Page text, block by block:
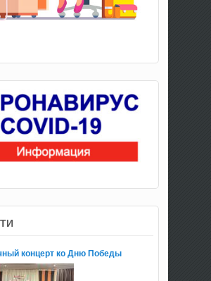
концерт ко Дню Победы